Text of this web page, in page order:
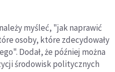
myśleć, "jak naprawić
osoby, które zdecydowały
Dodał, że później można
środowisk politycznych